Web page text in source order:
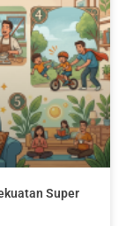
Super